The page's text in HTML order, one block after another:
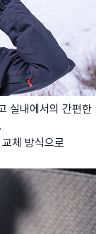
실내에서의 간편한
체 방식으로